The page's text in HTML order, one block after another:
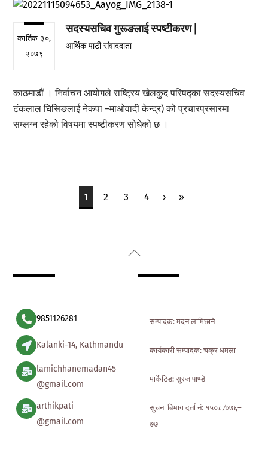
कार्तिक ३०,
२०७९
सदस्यसचिव गुरूङलाई स्पष्टीकरण |
आर्थिक पाटी संवाददाता
काठमाडौं । निर्वाचन आयोगले राष्ट्रिय खेलकुद परिषद्का सदस्यसचिव
टंकलाल घिसिङलाई नेकपा –माओवादी केन्द्र) को प्रचारप्रसारमा
सम्लग्न रहेको विषयमा स्पष्टीकरण सोधेको छ ।
1 2 3 4 › »
Back
9851126281
Kalanki-14, Kathmandu
lamichhanemadan45
@gmail.com
arthikpati
@gmail.com
सम्पादक: मदन लामिछाने
कार्यकारी सम्पादक: चक्र धमला
मार्केटिड: सुरज पाण्डे
सुचना बिभाग दर्ता नं: १५०८ ∕०७६–
७७